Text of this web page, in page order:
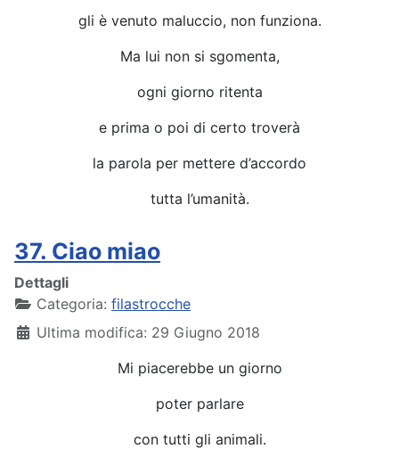
gli è venuto maluccio, non funziona.
Ma lui non si sgomenta,
ogni giorno ritenta
e prima o poi di certo troverà
la parola per mettere d’accordo
tutta l’umanità.
37. Ciao miao
Dettagli
Categoria: filastrocche
Ultima modifica: 29 Giugno 2018
Mi piacerebbe un giorno
poter parlare
con tutti gli animali.